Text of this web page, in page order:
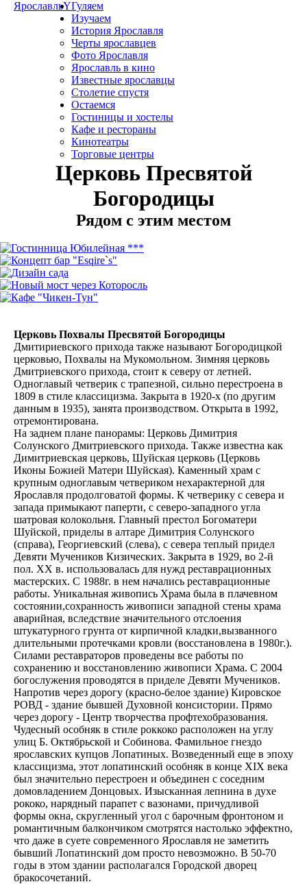
ЯрославльYГуляем
Изучаем
История Ярославля
Черты ярославцев
Фото Ярославля
Ярославль в кино
Известные ярославцы
Столетие спустя
Остаемся
Гостиницы и хостелы
Кафе и рестораны
Кинотеатры
Торговые центры
Церковь Пресвятой
Богородицы
Рядом с этим местом
Церковь Похвалы Пресвятой Богородицы
Дмитириевского прихода также называют Богородицкой
церковью, Похвалы на Мукомольном. Зимняя церковь
Дмитриевского прихода, стоит к северу от летней.
Одноглавый четверик с трапезной, сильно перестроена в
1809 в стиле классицизма. Закрыта в 1920-х (по другим
данным в 1935), занята производством. Открыта в 1992,
отремонтирована.
На заднем плане панорамы: Церковь Димитрия
Солунского Дмитриевского прихода. Также известна как
Димитриевская церковь, Шуйская церковь (Церковь
Иконы Божией Матери Шуйская). Каменный храм с
крупным одноглавым четвериком нехарактерной для
Ярославля продолговатой формы. К четверику с севера и
запада примыкают паперти, с северо-западного угла
шатровая колокольня. Главный престол Богоматери
Шуйской, приделы в алтаре Димитрия Солунского
(справа), Георгиевский (слева), с севера теплый придел
Девяти Мучеников Кизических. Закрыта в 1929, во 2-й
пол. ХХ в. использовалась для нужд реставрационных
мастерских. С 1988г. в нем начались реставрационные
работы. Уникальная живопись Храма была в плачевном
состоянии,сохранность живописи западной стены храма
аварийная, вследствие значительного отслоения
штукатурного грунта от кирпичной кладки,вызванного
длительными протечками кровли (восстановлена в 1980г.).
Силами реставраторов проведены все работы по
сохранению и восстановлению живописи Храма. С 2004
богослужения проводятся в приделе Девяти Мучеников.
Напротив через дорогу (красно-белое здание) Кировское
РОВД - здание бывшей Духовной консистории. Прямо
через дорогу - Центр творчества профтехобразования.
Чудесный особняк в стиле роккоко расположен на углу
улиц Б. Октябрьской и Собинова. Фамильное гнездо
ярославских купцов Лопатиных. Возведенный еще в эпоху
классицизма, этот лопатинский особняк в конце XIX века
был значительно перестроен и объединен с соседним
домовладением Донцовых. Изысканная лепнина в духе
рококо, нарядный парапет с вазонами, причудливой
формы окна, скругленный угол с барочным фронтоном и
романтичным балкончиком смотрятся настолько эффектно,
что даже в суете современного Ярославля не заметить
бывший Лопатинский дом просто невозможно. В 50-70
годы в этом здании располагался Городской дворец
бракосочетаний.